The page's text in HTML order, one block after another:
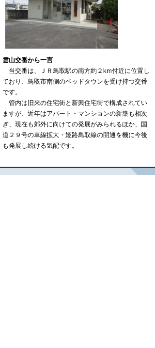
雲山交番から一言
当交番は、ＪＲ鳥取駅の南方約２km付近に位置し
ており、鳥取市南側のベッドタウンを受け持つ交番
です。
管内は旧来の住宅街と新興住宅街で構成されてい
ますが、近年はアパート・マンションの新築も相次
ぎ、現在も郊外に向けての発展がみられるほか、国
道２９号の車線拡大・姫路鳥取線の開通を機に今後
も発展し続ける気配です。